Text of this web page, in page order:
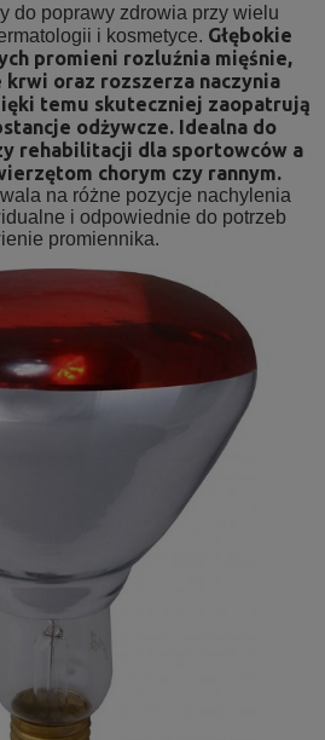
do poprawy zdrowia przy wielu
i kosmetyce. Głębokie
promieni rozluźnia mięśnie,
krwi oraz rozszerza naczynia
temu skuteczniej zaopatrują
odżywcze. Idealna do
rehabilitacji dla sportowców a
chorym czy rannym.
na różne pozycje nachylenia
i odpowiednie do potrzeb
promiennika.